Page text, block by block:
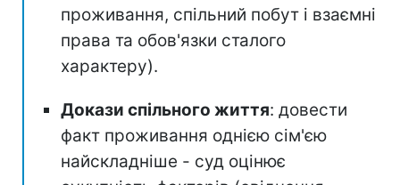
проживання, спільний побут і взаємні
права та обов'язки сталого
характеру).
Докази спільного життя: довести
факт проживання однією сім'єю
найскладніше - суд оцінює